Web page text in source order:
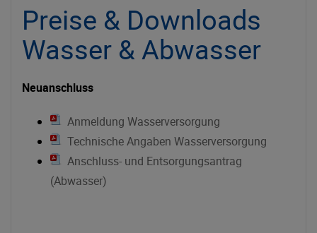
Preise & Downloads
Wasser & Abwasser
Neuanschluss
Anmeldung Wasserversorgung
Technische Angaben Wasserversorgung
Anschluss- und Entsorgungsantrag
(Abwasser)